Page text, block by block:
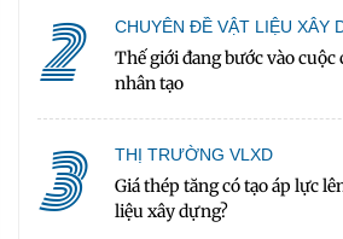
2 CHUYÊN ĐỀ VẬT LIỆU XÂY
Thế giới đang bước vào cuộc
nhân tạo
3 THỊ TRƯỜNG VLXD
Giá thép tăng có tạo áp lực
liệu xây dựng?